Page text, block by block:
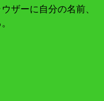
ザーに自分の名前、